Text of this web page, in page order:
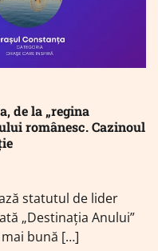
de la „regina
românesc. Cazinoul
statutul de lider
„Destinația Anului”
bună […]